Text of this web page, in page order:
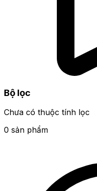
Bộ lọc
Chưa có thuộc tính lọc
0 sản phẩm